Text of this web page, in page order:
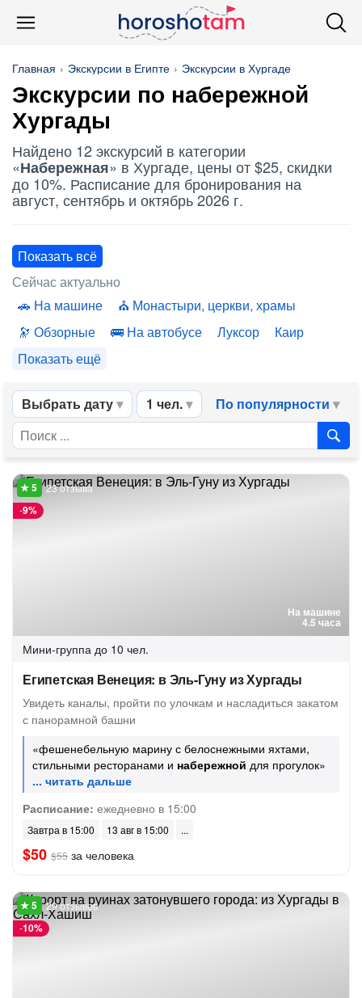
Главная Экскурсии в Египте Экскурсии в Хургаде
Экскурсии по набережной
Хургады
Найдено 12 экскурсий в категории
«Набережная» в Хургаде, цены от $25, скидки
до 10%. Расписание для бронирования на
август, сентябрь и октябрь 2026 г.
Показать всё
Сейчас актуально
На машине
Монастыри, церкви, храмы
Обзорные
На автобусе Луксор
Каир
Показать ещё
Выбрать дату 1 чел. По популярности
На машине
4.5 часа
-9%
23 отзыва
Мини-группа до 10 чел.
Египетская Венеция: в Эль-Гуну из Хургады
Увидеть каналы, пройти по улочкам и насладиться закатом
с панорамной башни
«фешенебельную марину с белоснежными яхтами,
стильными ресторанами и набережной для прогулок»
Расписание: ежедневно в 15:00
Завтра в 15:00 13 авг в 15:00
$50 $55 за человека
-10%
29 отзывов